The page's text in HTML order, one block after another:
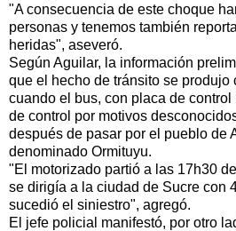
"A consecuencia de este choque
personas y tenemos también
heridas", aseveró.
Según Aguilar, la información
que el hecho de tránsito se produjo
cuando el bus, con placa de control
de control por motivos
después de pasar por el pueblo de
denominado Ormituyu.
"El motorizado partió a las 17h30
se dirigía a la ciudad de Sucre con
sucedió el siniestro", agregó.
El jefe policial manifestó, por otro